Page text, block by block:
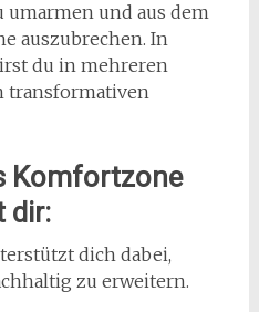
umarmen und aus dem
auszubrechen. In
du in mehreren
transformativen
Komfortzone
dir:
dich dabei,
zu erweitern.